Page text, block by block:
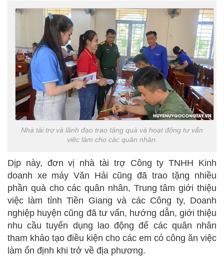
Nhà tài trợ và lãnh đạo trao tặng quà và hoạt động tư vấn
việc làm cho các quân nhân.
Dịp này, đơn vị nhà tài trợ Công ty TNHH Kinh
doanh xe máy Văn Hải cũng đã trao tặng nhiều
phần quà cho các quân nhân, Trung tâm giới thiệu
việc làm tỉnh Tiền Giang và các Công ty, Doanh
nghiệp huyện cũng đã tư vấn, hướng dẫn, giới thiệu
nhu cầu tuyển dụng lao động để các quân nhân
tham khảo tạo điều kiện cho các em có công ăn việc
làm ổn định khi trở về địa phương.